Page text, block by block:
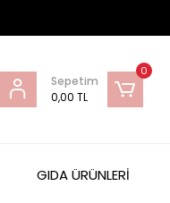
0
Sepetim
0,00 TL
GIDA ÜRÜNLERİ